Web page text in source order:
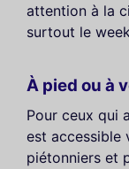
attention à la
surtout le
À pied ou à
Pour ceux qui
est accessible
piétonniers et